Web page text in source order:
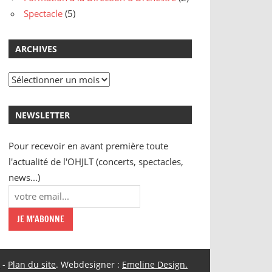
Spectacle (5)
ARCHIVES
Archives
NEWSLETTER
Pour recevoir en avant première toute
l'actualité de l'OHJLT (concerts, spectacles,
news...)
- Plan du site. Webdesigner : Emeline Design.